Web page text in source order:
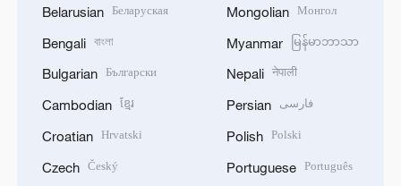
Belarusian Беларуская
Bengali বাংলা
Bulgarian Български
Cambodian ខ្មែរ
Croatian Hrvatski
Czech Český
Mongolian Монгол
Myanmar မြန်မာဘာသာ
Nepali नेपाली
Persian فارسی
Polish Polski
Portuguese Português